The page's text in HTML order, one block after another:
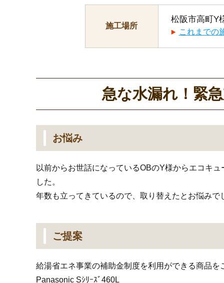
施工場所
松阪市高町Y
これまでの
急な水漏れ！緊
お悩み
以前からお世話になっているOBのY様からエコキ
した。
年数も立ってきているので、取り替えたとお悩みで
ご提案
給湯省エネ事業の補助金制度を利用ができる商品を
Panasonic Sｼﾘｰｽﾞ460L